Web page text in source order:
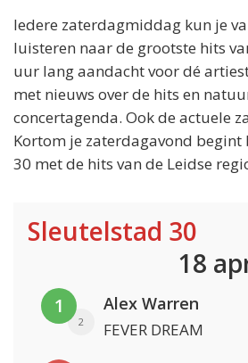
Iedere zaterdagmiddag kun je
luisteren naar de grootste hits
uur lang aandacht voor dé
met nieuws over de hits en
concertagenda. Ook de actuele
Kortom je zaterdagavond begint
30 met de hits van de Leidse
Sleutelstad 30
18
1
2
Alex Warren
FEVER DREAM